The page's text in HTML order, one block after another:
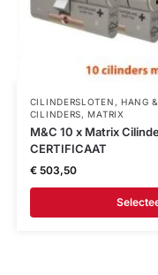
CILINDERSLOTEN , HANG
CILINDERS,MATRIX
M&C 10 x Matrix
CERTIFICAAT
€503,50